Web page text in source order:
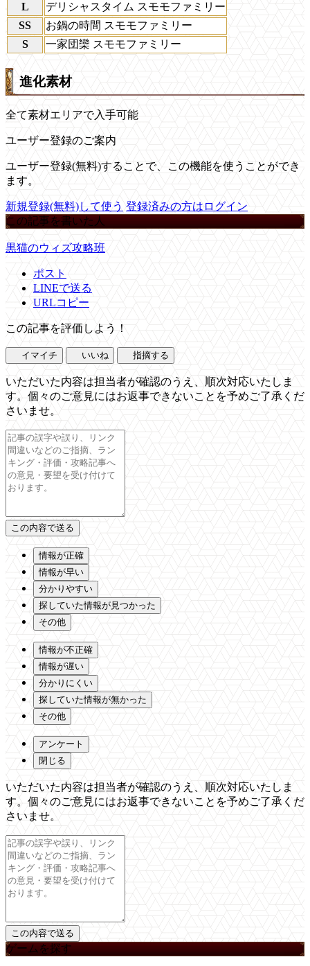
L
デリシャスタイム スモモファミリー
SS
お鍋の時間 スモモファミリー
S
一家団欒 スモモファミリー
進化素材
全て素材エリアで入手可能
ユーザー登録のご案内
ユーザー登録(無料)することで、この機能を使うことができ
ます。
新規登録(無料)して使う 登録済みの方はログイン
この記事を書いた人
黒猫のウィズ攻略班
ポスト
LINEで送る
URLコピー
この記事を評価しよう！
イマイチ いいね 指摘する
いただいた内容は担当者が確認のうえ、順次対応いたしま
す。個々のご意見にはお返事できないことを予めご了承くだ
さいませ。
情報が正確
情報が早い
分かりやすい
探していた情報が見つかった
その他
情報が不正確
情報が遅い
分かりにくい
探していた情報が無かった
その他
アンケート
閉じる
いただいた内容は担当者が確認のうえ、順次対応いたしま
す。個々のご意見にはお返事できないことを予めご了承くだ
さいませ。
ゲームを探す